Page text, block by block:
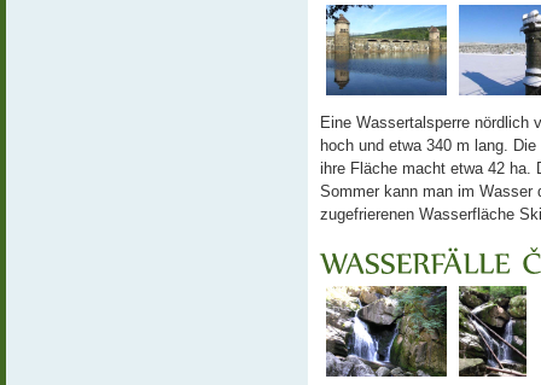
Eine Wassertalsperre nördlich
hoch und etwa 340 m lang.
ihre Fläche macht etwa 42 ha.
Sommer kann man im Wasser
zugefrierenen Wasserfläche